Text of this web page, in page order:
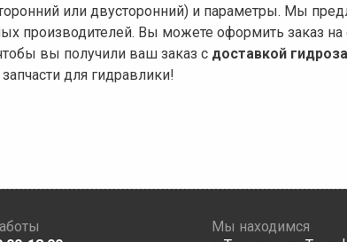
или двусторонний) и параметры. Мы
производителей. Вы можете оформить заказ
вы получили ваш заказ с доставкой
для гидравлики!
Мы находимся